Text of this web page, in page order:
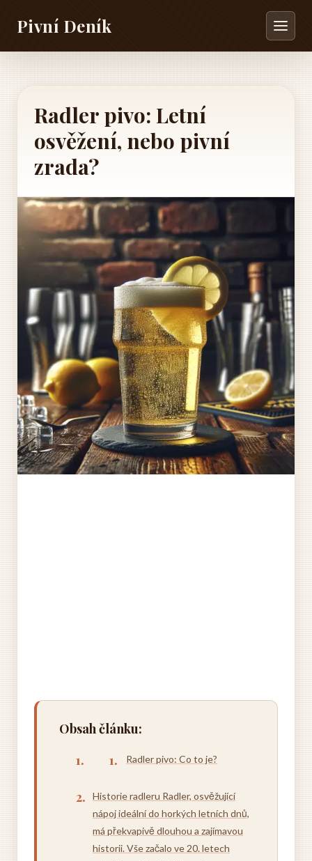
Pivní Deník
Radler pivo: Letní
osvěžení, nebo pivní
zrada?
Obsah článku:
Radler pivo: Co to je?
Historie radleru Radler, osvěžující
nápoj ideální do horkých letních dnů,
má překvapivě dlouhou a zajímavou
historii. Vše začalo ve 20. letech